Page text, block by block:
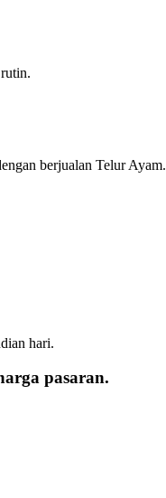
berjualan Telur Ayam.
hari.
pasaran.